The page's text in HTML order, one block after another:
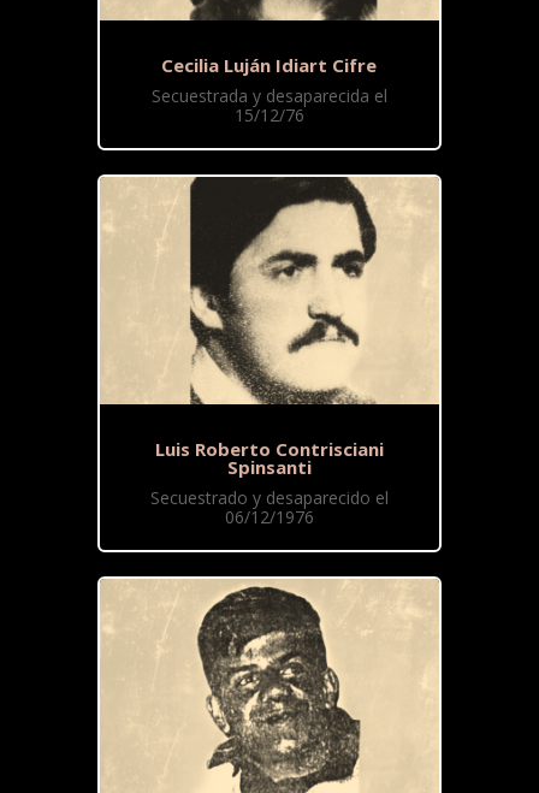
Cecilia Luján Idiart Cifre
Secuestrada y desaparecida el
15/12/76
Luis Roberto Contrisciani
Spinsanti
Secuestrado y desaparecido el
06/12/1976